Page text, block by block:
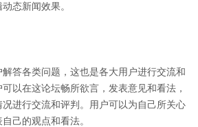
态新闻效果。
各类问题，这也是各大用户进行交流和
以在这论坛畅所欲言，发表意见和看法，
进行交流和评判。用户可以为自己所关心
己的观点和看法。